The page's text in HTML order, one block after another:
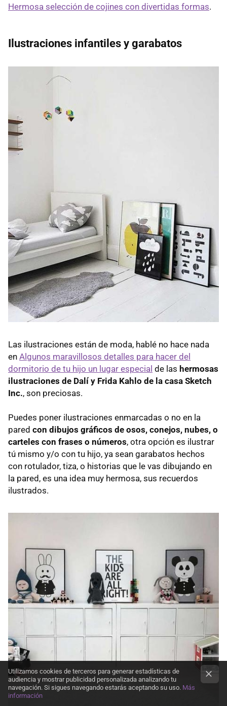
Hermosa selección de cojines con divertidas formas.
Ilustraciones infantiles y garabatos
Las ilustraciones están de moda, hablé no hace nada
en Algunos maravillosos detalles para hacer del
dormitorio de tu hijo un lugar especial de las hermosas
ilustraciones de Dalí y Frida Kahlo de la casa Sketch
Inc., son preciosas.
Puedes poner ilustraciones enmarcadas o no en la
pared con dibujos gráficos de osos, conejos, nubes, o
carteles con frases o números, otra opción es ilustrar
tú mismo y/o con tu hijo, ya sean garabatos hechos
con rotulador, tiza, o historias que le vas dibujando en
la pared, es una idea muy hermosa, sus recuerdos
ilustrados.
Utilizamos cookies de terceros para generar estadísticas de
audiencia y mostrar publicidad personalizada analizando tu
navegación. Si sigues navegando estarás aceptando su uso. Más
información